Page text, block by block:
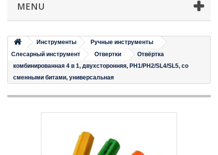
MENU
Инструменты
Ручные инструменты
Слесарный инструмент
Отвертки
Отвёртка
комбинированная 4 в 1, двухсторонняя, PH1/PH2/SL4/SL5, со
сменными битами, универсальная